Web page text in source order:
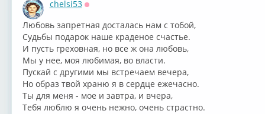
chelsi53
⁣Любовь запретная досталась нам с тобой,
Судьбы подарок наше краденое счастье.
И пусть греховная, но все ж она любовь,
Мы у нее, моя любимая, во власти.
Пускай с другими мы встречаем вечера,
Но образ твой храню я в сердце ежечасно.
Ты для меня - мое и завтра, и вчера,
Тебя люблю я очень нежно, очень страстно.